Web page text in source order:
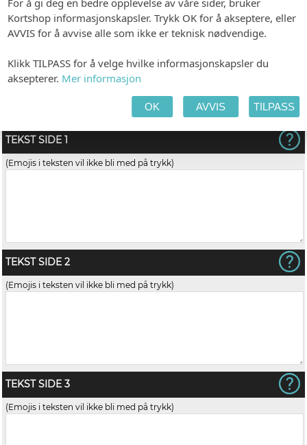
TEKST SIDE 1
(Emojis i teksten vil ikke bli med på trykk)
TEKST SIDE 2
(Emojis i teksten vil ikke bli med på trykk)
TEKST SIDE 3
(Emojis i teksten vil ikke bli med på trykk)
For å gi deg en bedre opplevelse av våre sider, bruker
Kortshop informasjonskapsler. Trykk OK for å akseptere, eller
AVVIS for å avvise alle som ikke er teknisk nødvendige.
Klikk TILPASS for å velge hvilke informasjonskapsler du
aksepterer. Mer informasjon
OK AVVIS TILPASS